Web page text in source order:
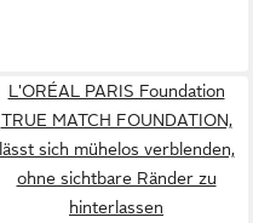
L'ORÉAL PARIS Foundation
TRUE MATCH FOUNDATION,
lässt sich mühelos verblenden,
ohne sichtbare Ränder zu
hinterlassen